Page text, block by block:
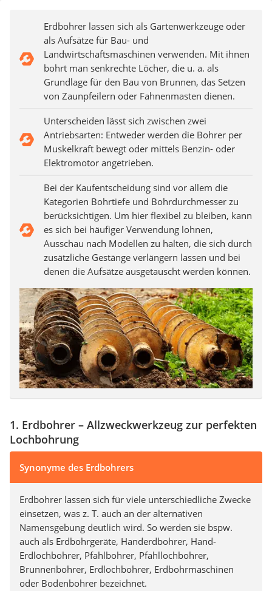
Erdbohrer lassen sich als Gartenwerkzeuge oder
als Aufsätze für Bau- und
Landwirtschaftsmaschinen verwenden. Mit ihnen
bohrt man senkrechte Löcher, die u. a. als
Grundlage für den Bau von Brunnen, das Setzen
von Zaunpfeilern oder Fahnenmasten dienen.
Unterscheiden lässt sich zwischen zwei
Antriebsarten: Entweder werden die Bohrer per
Muskelkraft bewegt oder mittels Benzin- oder
Elektromotor angetrieben.
Bei der Kaufentscheidung sind vor allem die
Kategorien Bohrtiefe und Bohrdurchmesser zu
berücksichtigen. Um hier flexibel zu bleiben, kann
es sich bei häufiger Verwendung lohnen,
Ausschau nach Modellen zu halten, die sich durch
zusätzliche Gestänge verlängern lassen und bei
denen die Aufsätze ausgetauscht werden können.
1. Erdbohrer – Allzweckwerkzeug zur perfekten
Lochbohrung
Synonyme des Erdbohrers
Erdbohrer lassen sich für viele unterschiedliche Zwecke
einsetzen, was z. T. auch an der alternativen
Namensgebung deutlich wird. So werden sie bspw.
auch als Erdbohrgeräte, Handerdbohrer, Hand-
Erdlochbohrer, Pfahlbohrer, Pfahllochbohrer,
Brunnenbohrer, Erdlochbohrer, Erdbohrmaschinen
oder Bodenbohrer bezeichnet.